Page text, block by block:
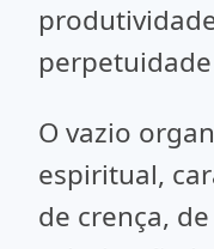
O vazio
espiritual,
de crença,